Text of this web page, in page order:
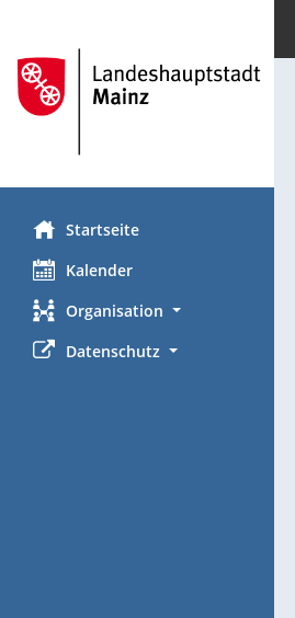
Startseite
Kalender
Organisation
Datenschutz